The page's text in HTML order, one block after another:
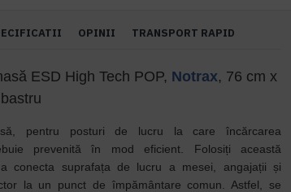
OPINII TRANSPORT RAPID
ESD High Tech POP, Notrax, 76 cm x
pentru posturi de lucru la care încărcarea
prevenită în mod eficient. Folosiți această
conecta suprafața de lucru a mesei, angajații și
la un punct de împământare comun. Astfel, se